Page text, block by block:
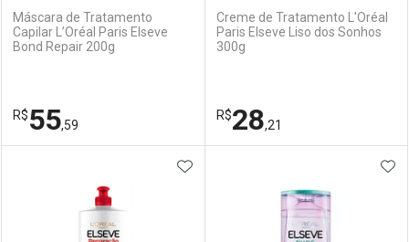
Ativar Desconto
Comprar sem Desconto
Por R$ 23,59/cada
Por R$ 23,59/cada
Ativar Desconto
Comprar sem Desconto
Por R$ 45,24/cada
Por R$ 45,24/cada
Máscara de Tratamento
Capilar L’Oréal Paris Elseve
Bond Repair 200g
R$55,59
Laboratório
Por Menos
Creme de Tratamento L'Oréal
Paris Elseve Liso dos Sonhos
300g
R$28,21
Laboratório
Por Menos
ADICIONAR AOS FAVORITOS